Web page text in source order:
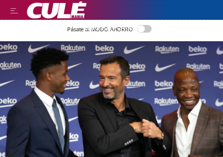
LLEGIR EN CATALÀ
Pásate al MODO AHORRO